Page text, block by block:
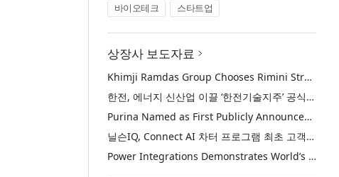
바이오테크
스타트업
상장사 보도자료
Khimji Ramdas Group Chooses Rimini Street to Reduce SAP Support Costs, Protect 700+ Customizations and Reinvest Savings in Innovation
한전, 에너지 신산업 이끌 ‘한전기술지주’ 공식 출범
Purina Named as First Publicly Announced NIQ ConnectAI Charter Client
닐슨IQ, Connect AI 차터 프로그램 최초 고객사 ‘퓨리나’ 선정
Power Integrations Demonstrates World’s First 2200 V GaN Technology for Next-Era High-Voltage Power Systems